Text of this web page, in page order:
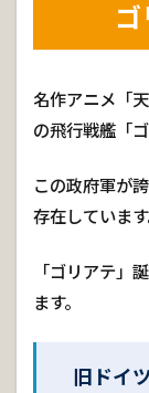
名作アニメ「
の飛行戦艦「ゴ
この政府軍が
存在しています
「ゴリアテ」
ます。
旧ドイ